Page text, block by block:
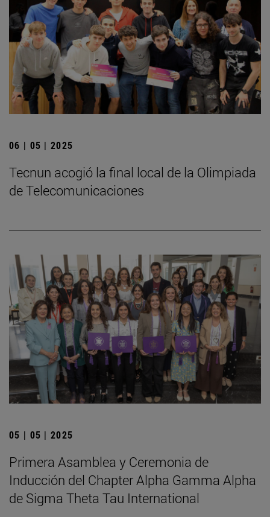
06 | 05 | 2025
­Tecnun acogió la final local de la Olimpiada
de Telecomunicaciones
05 | 05 | 2025
Primera Asamblea y Ceremonia de
Inducción del Chapter Alpha Gamma Alpha
de Sigma Theta Tau International